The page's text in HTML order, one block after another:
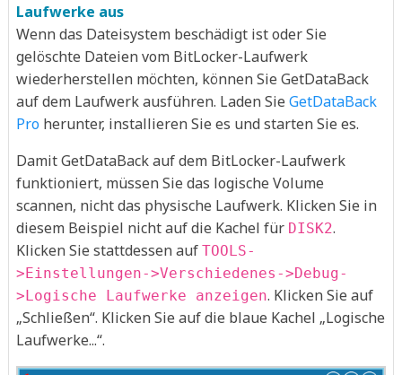
Laufwerke aus
Wenn das Dateisystem beschädigt ist oder Sie
gelöschte Dateien vom BitLocker-Laufwerk
wiederherstellen möchten, können Sie GetDataBack
auf dem Laufwerk ausführen. Laden Sie GetDataBack
Pro herunter, installieren Sie es und starten Sie es.
Damit GetDataBack auf dem BitLocker-Laufwerk
funktioniert, müssen Sie das logische Volume
scannen, nicht das physische Laufwerk. Klicken Sie in
diesem Beispiel nicht auf die Kachel für DISK2.
Klicken Sie stattdessen auf TOOLS-
>Einstellungen->Verschiedenes->Debug-
>Logische Laufwerke anzeigen. Klicken Sie auf
„Schließen“. Klicken Sie auf die blaue Kachel „Logische
Laufwerke...“.